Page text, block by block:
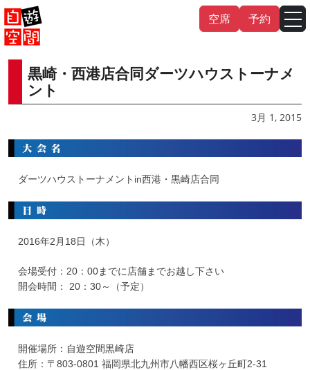
Skip
to
content
空席 予約
黒崎・西港店合同ダーツハウストーナメ
ント
3月 1, 2015
ダーツハウストーナメントin西港・黒崎店合同
2016年2月18日（木）
会場受付：20：00までに店舗までお越し下さい
開会時間： 20：30～（予定）
開催場所：自遊空間黒崎店
住所：〒803-0801 福岡県北九州市八幡西区桜ヶ丘町2-31
English 中文（繁體 ） 中文（简 体 ）
日本語